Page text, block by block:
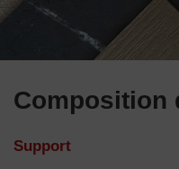
Composition
Support